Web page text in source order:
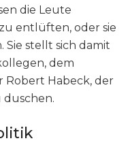
die Leute
entlüften, oder sie
stellt sich damit
dem
Robert Habeck, der
duschen.